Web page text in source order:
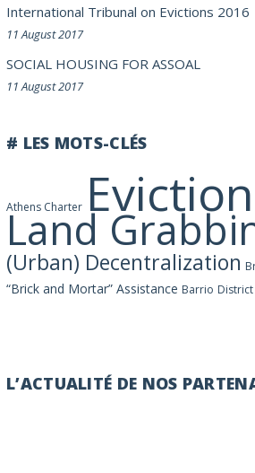
International Tribunal on Evictions 2016
11 August 2017
SOCIAL HOUSING FOR ASSOAL
11 August 2017
# LES MOTS-CLÉS
Athens Charter Eviction
Land
(Urban) Decentralization
“Brick and Mortar” Assistance Barrio
L’ACTUALITÉ DE NOS